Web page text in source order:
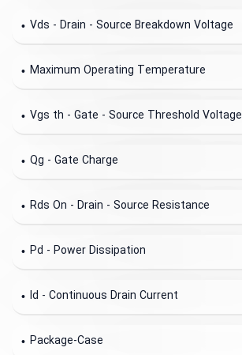
Vds - Drain - Source Breakdown Voltage
Maximum Operating Temperature
Vgs th - Gate - Source Threshold Voltage
Qg - Gate Charge
Rds On - Drain - Source Resistance
Pd - Power Dissipation
Id - Continuous Drain Current
Package-Case